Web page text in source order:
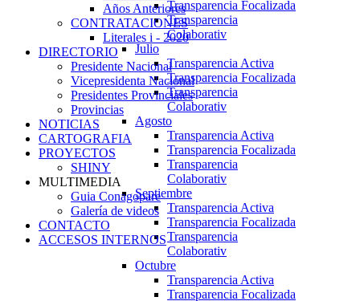
Transparencia Focalizada
Transparencia
Colaborativ
Julio
Transparencia Activa
Transparencia Focalizada
Transparencia
Colaborativ
Agosto
Transparencia Activa
Transparencia Focalizada
Transparencia
Colaborativ
Septiembre
Transparencia Activa
Transparencia Focalizada
Transparencia
Colaborativ
Octubre
Transparencia Activa
Transparencia Focalizada
Años Anteriores
CONTRATACIONES
Literales i - 2020
DIRECTORIO
Presidente Nacional
Vicepresidenta Nacional
Presidentes Provinciales
Provincias
NOTICIAS
CARTOGRAFIA
PROYECTOS
SHINY
MULTIMEDIA
Guia Conagopare
Galería de videos
CONTACTO
ACCESOS INTERNOS